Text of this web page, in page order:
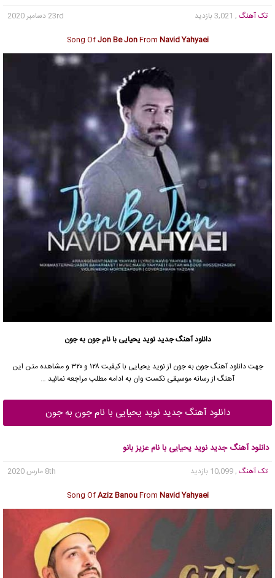
تک آهنگ , 3,021 بازدید
23rd دسامبر 2020
Song OfJon Be JonFrom Navid Yahyaei
دانلود آهنگ جدیدنوید یحیایی با نام جون به جون
جهت دانلود آهنگ جون به جون ازنوید یحیایی
با کیفیت ۱۲۸ و ۳۲۰ و مشاهده متن این
آهنگ از رسانه موسیقی نکست وان به ادامه مطلب مراجعه نمائید …
دانلود آهنگ جدید نوید یحیایی با نام جون به جون
دانلود آهنگ جدید نوید یحیایی با نام عزیز بانو
تک آهنگ , 10,099 بازدید
8th مارس 2020
Song OfAziz BanouFrom Navid Yahyaei